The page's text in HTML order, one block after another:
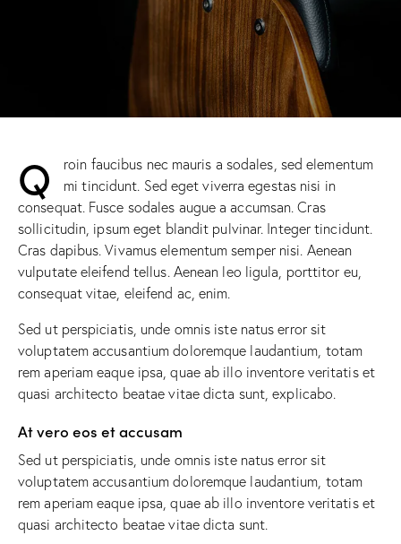
Q
roin faucibus nec mauris a sodales, sed elementum
mi tincidunt. Sed eget viverra egestas nisi in
consequat. Fusce sodales augue a accumsan. Cras
sollicitudin, ipsum eget blandit pulvinar. Integer tincidunt.
Cras dapibus. Vivamus elementum semper nisi. Aenean
vulputate eleifend tellus. Aenean leo ligula, porttitor eu,
consequat vitae, eleifend ac, enim.
Sed ut perspiciatis, unde omnis iste natus error sit
voluptatem accusantium doloremque laudantium, totam
rem aperiam eaque ipsa, quae ab illo inventore veritatis et
quasi architecto beatae vitae dicta sunt, explicabo.
At vero eos et accusam
Sed ut perspiciatis, unde omnis iste natus error sit
voluptatem accusantium doloremque laudantium, totam
rem aperiam eaque ipsa, quae ab illo inventore veritatis et
quasi architecto beatae vitae dicta sunt.